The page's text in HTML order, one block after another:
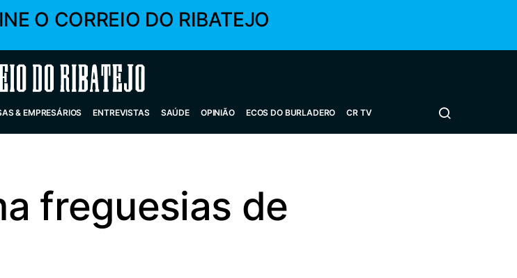
O CORREIO DO RIBATEJO
do Ribatejo
& EMPRESÁRIOS ENTREVISTAS SAÚDE OPINIÃO ECOS DO BURLADERO CR TV
freguesias de